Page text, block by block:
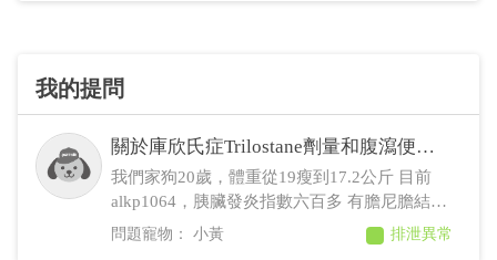
我的提問
關於庫欣氏症Trilostane劑量和腹瀉便便
有血
我們家狗20歲，體重從19瘦到17.2公斤 目前
alkp1064，胰臟發炎指數六百多 有膽尼膽結
石、脾臟長一顆瘤、結腸出血 9/20（六）驗
acth有庫欣之後，醫生開Trilostane，早餐隨餐
小黃 排泄異常